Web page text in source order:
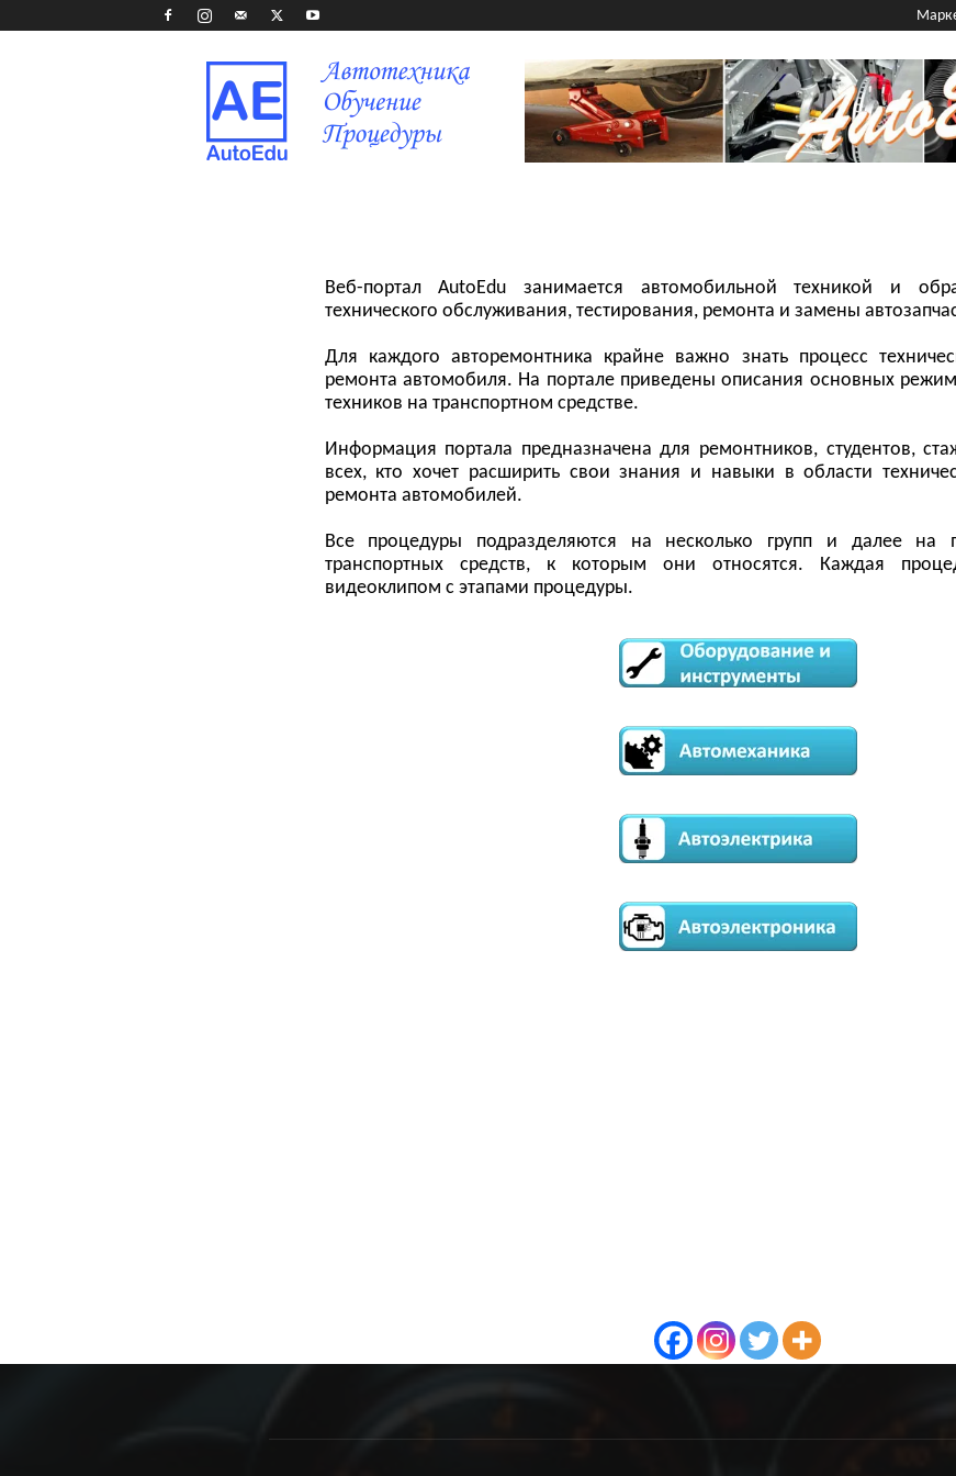
AutoEdu
Веб-портал AutoEdu занимается автомобильной техникой и
технического обслуживания, тестирования, ремонта и замены
Для каждого авторемонтника крайне важно знать процесс
ремонта автомобиля. На портале приведены описания основных
техников на транспортном средстве.
Информация портала предназначена для ремонтников, студентов,
всех, кто хочет расширить свои знания и навыки в области
ремонта автомобилей.
Все процедуры подразделяются на несколько групп и далее на
транспортных средств, к которым они относятся. Каждая
видеоклипом с этапами процедуры.